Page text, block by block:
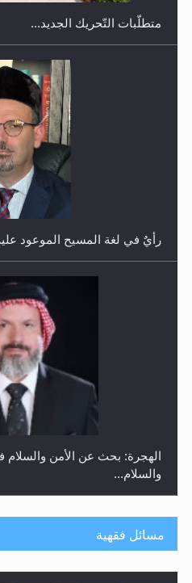
إتمام حفظ القرآن الكريم
رأيٌ في لغة المسيح الموعود عليه
الهجرة: بحث عن الأمن والسلام
مسائل فقهية